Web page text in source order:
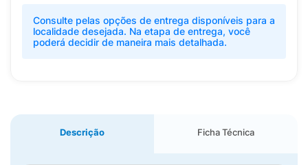
Consulte pelas opções de entrega disponíveis para a
localidade desejada. Na etapa de entrega, você
poderá decidir de maneira mais detalhada.
Descrição Ficha Técnica